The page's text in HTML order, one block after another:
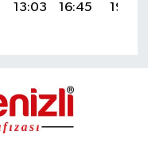
13:03 16:45 19:43